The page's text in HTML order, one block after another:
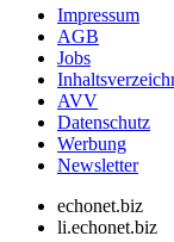
Impressum
AGB
Jobs
AVV
Datenschutz
Werbung
Newsletter
echonet.biz
li.echonet.biz